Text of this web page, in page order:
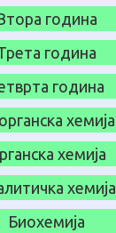
година
година
година
хемија
хемија
хемија
Биохемија